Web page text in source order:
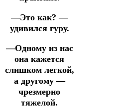
—Это как? —
удивился гуру.
—Одному из нас
она кажется
слишком легкой,
а другому —
чрезмерно
тяжелой.